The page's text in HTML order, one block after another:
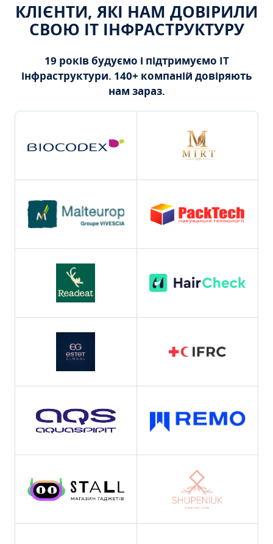
КЛІЄНТИ, ЯКІ НАМ ДОВІРИЛИ
СВОЮ ІТ ІНФРАСТРУКТУРУ
19 років будуємо і підтримуємо ІТ
інфраструктури. 140+ компаній довіряють
нам зараз.